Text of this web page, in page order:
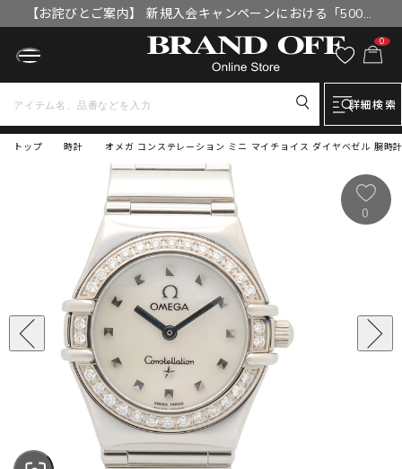
【お詫びとご案内】 新規入会キャンペーンにおける「500円
OFFクーポン」付与漏れと補填について
0
詳細検索
トップ オメガ コンステレーション ミニ マイチョイス ダイヤベゼル 腕時
時計
0